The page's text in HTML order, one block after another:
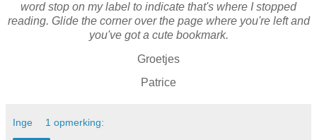
word stop on my label to indicate that's where I stopped
reading. Glide the corner over the page where you're left and
you've got a cute bookmark.
Groetjes
Patrice
Inge 1 opmerking: